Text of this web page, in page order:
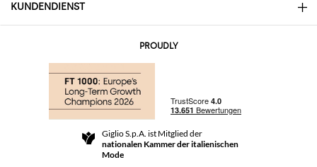
Über uns
Community Store
KUNDENDIENST
Rückgabe und Rückerstattungen
Geschäftsbedingungen
For a safe shopping experience
PROUDLY
Giglio S.p.A. ist Mitglied der
nationalen Kammer der italienischen
Mode